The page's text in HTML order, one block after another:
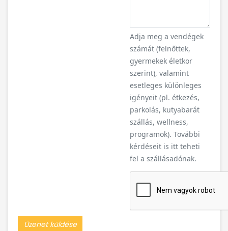
Adja meg a vendégek
számát (felnőttek,
gyermekek életkor
szerint), valamint
esetleges különleges
igényeit (pl. étkezés,
parkolás, kutyabarát
szállás, wellness,
programok). További
kérdéseit is itt teheti
fel a szállásadónak.
Üzenet küldése